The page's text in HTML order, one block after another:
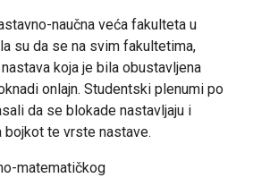
naučna veća fakulteta u
su da se na svim fakultetima,
koja je bila obustavljena
onlajn. Studentski plenumi po
da se blokade nastavljaju i
te vrste nastave.
matematičkog